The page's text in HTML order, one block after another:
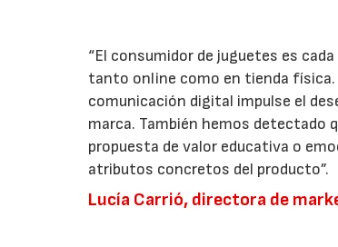
“El consumidor de juguetes es
tanto online como en tienda física.
comunicación digital impulse el
marca. También hemos detectado
propuesta de valor educativa o
atributos concretos del producto”.
Lucía Carrió, directora de